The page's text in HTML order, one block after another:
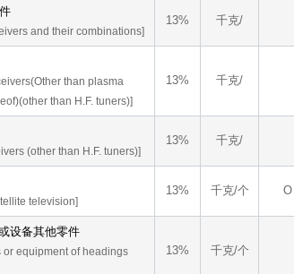
and their combinations]
13% 千克/
than plasma
than H.F. tuners)]
13% 千克/
(other than H.F. tuners)]
13% 千克/
television]
13% 千克/个 O
设备其他零件
or equipment of headings
13% 千克/个